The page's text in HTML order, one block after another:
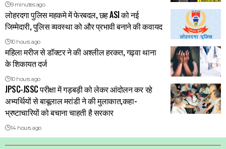
9 minutes ago
लोहरदगा पुलिस महकमे में फेरबदल, छह ASI को नई
जिम्मेदारी, पुलिस व्यवस्था को और प्रभावी बनाने की कवायद
10 hours ago
महिला मरीज से डॉक्टर ने की अश्लील हरकत, गढ़वा थाना
के शिकायत दर्ज
10 hours ago
JPSC-JSSC परीक्षा में गड़बड़ी को लेकर आंदोलन कर रहे
अभ्यर्थियों से बाबूलाल मरांडी ने की मुलाकात,कहा-
भ्रष्टाचारियों को बचाना चाहती है सरकार
14 hours ago